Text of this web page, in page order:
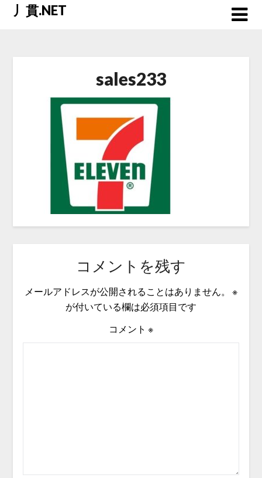
Skip丿貫.NET
sales233
コメントを残す
メールアドレスが公開されることはありません。
※
が付いている欄は必須項目です
コメント ※